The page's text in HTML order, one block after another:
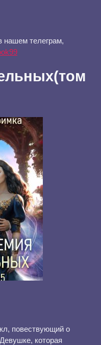
нашем телеграм,
повествующий о
которая